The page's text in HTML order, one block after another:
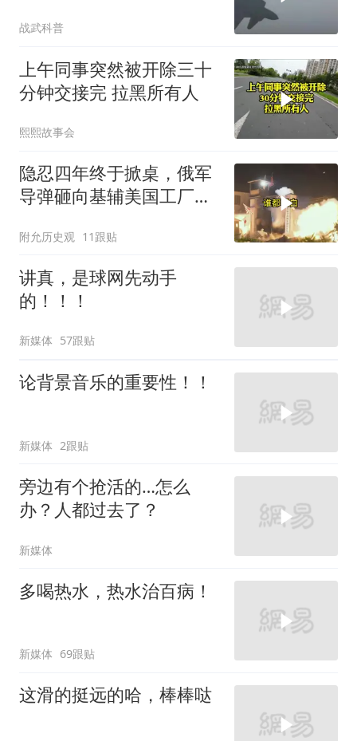
住了
战武科普
上午同事突然被开除三十
分钟交接完 拉黑所有人
熙熙故事会
隐忍四年终于掀桌，俄军
导弹砸向基辅美国工厂，
附允历史观 11跟贴
讲真，是球网先动手
的！！！
新媒体 57跟贴
论背景音乐的重要性！！
新媒体 2跟贴
旁边有个抢活的…怎么
办？人都过去了？
新媒体
多喝热水，热水治百病！
新媒体 69跟贴
这滑的挺远的哈，棒棒哒